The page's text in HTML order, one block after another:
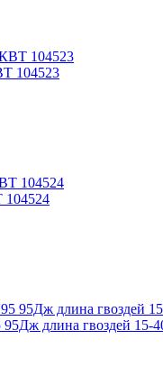
104523
95Дж длина гвоздей